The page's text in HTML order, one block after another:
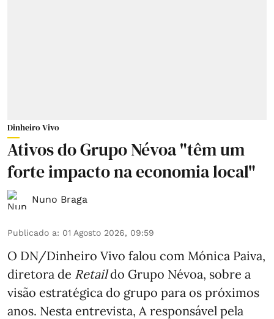
Dinheiro Vivo
Ativos do Grupo Névoa "têm um
forte impacto na economia local"
Nuno Braga
Publicado a: 01 Agosto 2026, 09:59
O DN/Dinheiro Vivo falou com Mónica Paiva,
diretora de Retaildo Grupo Névoa, sobre a
visão estratégica do grupo para os próximos
anos. Nesta entrevista, A responsável pela